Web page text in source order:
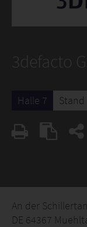
3defacto
Halle 7 Stand
An der
DE 64367